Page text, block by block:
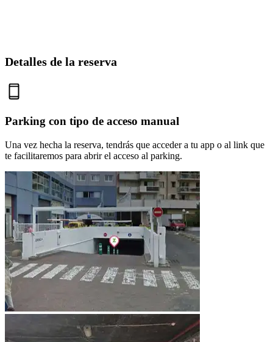
Detalles de la reserva
Parking con tipo de acceso manual
Una vez hecha la reserva, tendrás que acceder a tu app o al link que
te facilitaremos para abrir el acceso al parking.